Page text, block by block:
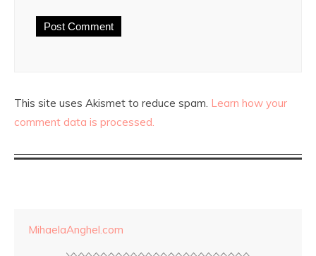
This site uses Akismet to reduce spam. Learn how your
comment data is processed.
MihaelaAnghel.com